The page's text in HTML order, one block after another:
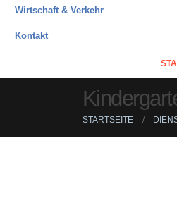
Wirtschaft & Verkehr
Kontakt
STARTSEITE